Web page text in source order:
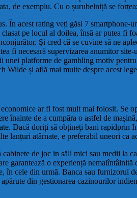
de exemplu. Cu o șurubelniță se
În acest rating veți găsi 7
pe locul al doilea, însă ar putea fi
Şi cred că se cuvine să ne
necesară supervizarea anumitor
platforme de gambling motiv
și află mai multe despre acest
ar fi fost mult mai folosit. Se
înainte de a cumpăra o astfel de
Dacă doriți să obțineți bani rapidprin
lanțuri atârnate, e preferabil uneori ca
de joc in săli mici sau medii la
garantează o experiență
cele din urmă. Banca sau furnizorul
din gestionarea cazinourilor